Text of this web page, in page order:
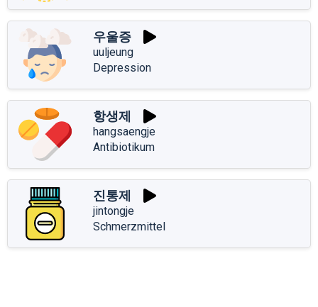
우울증
uuljeung
Depression
항생제
hangsaengje
Antibiotikum
진통제
jintongje
Schmerzmittel